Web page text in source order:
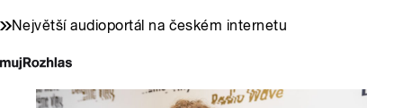
Největší audioportál na českém internetu